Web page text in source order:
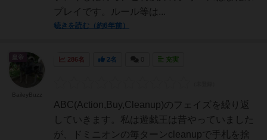
プレイです。ルール等は...
続きを読む（約6年前）
286名 2名 充実
ABC(Action,Buy,Cleanup)のフェイズを繰り返
していきます。私は遊戯王は昔やっていました
が、ドミニオンの毎ターンcleanupで手札を捨
皇帝